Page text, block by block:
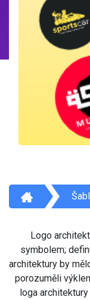
Logo
symbolem;
architektury by
porozuměli
loga